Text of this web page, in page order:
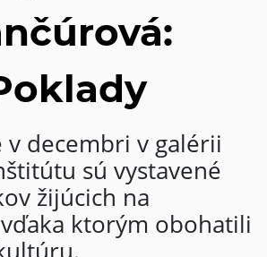
v decembri v galérii
sú vystavené
žijúcich na
ktorým obohatili